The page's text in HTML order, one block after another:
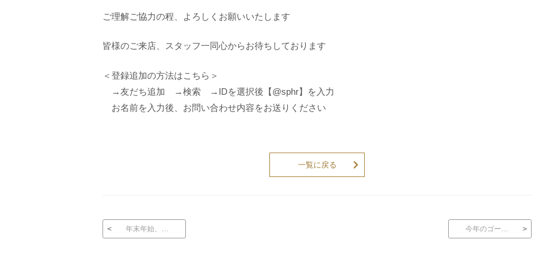
ご理解ご協力の程、よろしくお願いいたします
皆様のご来店、スタッフ一同心からお待ちしております
＜登録追加の方法はこちら＞
→友だち追加 →検索 →IDを選択後【@sphr】を入力
お名前を入力後、お問い合わせ内容をお送りください
一覧に戻る
投稿ナビゲーション
年末年始、… 今年のゴー…